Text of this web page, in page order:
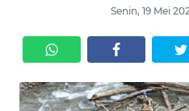
Senin, 19 Mei
SERBA-
SERBI
OPINI